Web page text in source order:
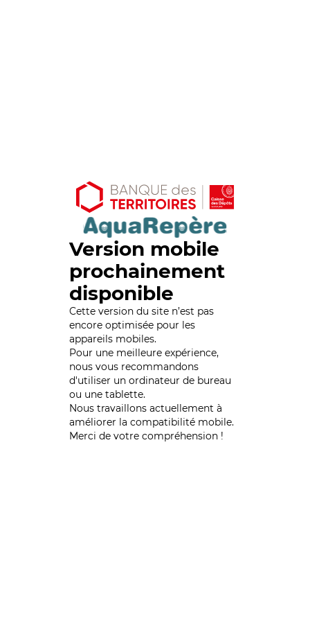
Version mobile
prochainement
disponible
Cette version du site n’est pas
encore optimisée pour les
appareils mobiles.
Pour une meilleure expérience,
nous vous recommandons
d'utiliser un ordinateur de bureau
ou une tablette.
Nous travaillons actuellement à
améliorer la compatibilité mobile.
Merci de votre compréhension !